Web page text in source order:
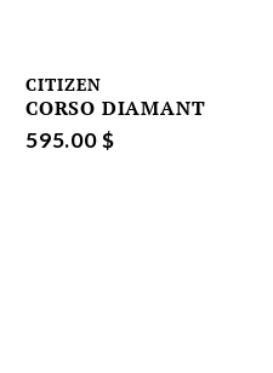
CITIZEN
CORSO DIAMANT
595.00 $